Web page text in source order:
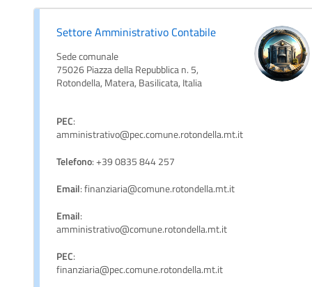
Settore Amministrativo Contabile
Sede comunale
75026 Piazza della Repubblica n. 5,
Rotondella, Matera, Basilicata, Italia
PEC:
amministrativo@pec.comune.rotondella.mt.it
Telefono: +39 0835 844 257
Email: finanziaria@comune.rotondella.mt.it
Email:
amministrativo@comune.rotondella.mt.it
PEC:
finanziaria@pec.comune.rotondella.mt.it